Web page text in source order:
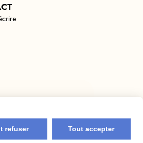
refuser Tout accepter